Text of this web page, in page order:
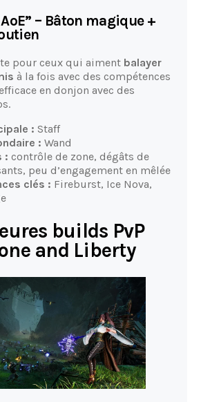
– Bâton magique +
pour ceux qui aiment balayer
à la fois avec des compétences
en donjon avec des
: Staff
: Wand
: contrôle de zone, dégâts de
peu d’engagement en mêlée
clés : Fireburst, Ice Nova,
builds PvP
and Liberty